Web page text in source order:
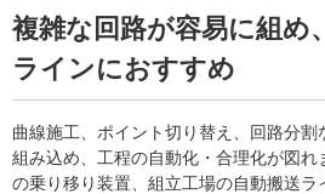
複雑な回路が容易に組め
ラインにおすすめ
曲線施工、ポイント切り替え、回路分
組み込め、工程の自動化・合理化が図
の乗り移り装置、組立工場の自動搬送ラ